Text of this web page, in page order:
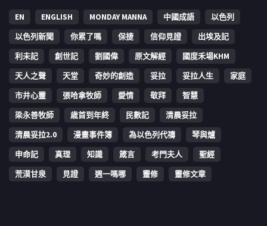
EN ENGLISH MONDAY MANNA 中國成語
以色列
以色列新聞
你累了嗎 保捷 信仰見證
出埃及記
利未記
創世記 劉國偉 原文解經
國度禾場KHM
天人之聲
天堂 奇妙的創造 妥拉 妥拉人生
家庭
市井心靈
張哈拿牧師 愛情 敬拜
智慧
梁永善牧師
歳首到年終 民數記
清晨妥拉
清晨妥拉2.0
漫畫事件簿 為以色列代禱
琴與爐
申命記
真理 知識 箴言 考門夫人
聖經
荒漠甘泉
見證 週一嗎哪 靈修 靈修文章